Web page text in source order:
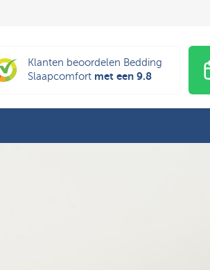
Klanten beoordelen Bedding
Slaapcomfort met een 9.8